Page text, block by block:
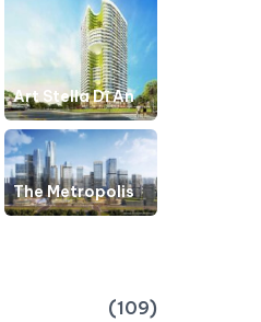
Art Stella Dĩ An
The Metropolis
(109)